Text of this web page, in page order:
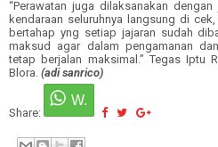
“Perawatan juga dilaksanakan
kendaraan seluruhnya langsung di
bertahap yng setiap jajaran sudah
maksud agar dalam pengamanan
tetap berjalan maksimal.” Tegas Iptu
Blora. (adi sanrico)
Share: